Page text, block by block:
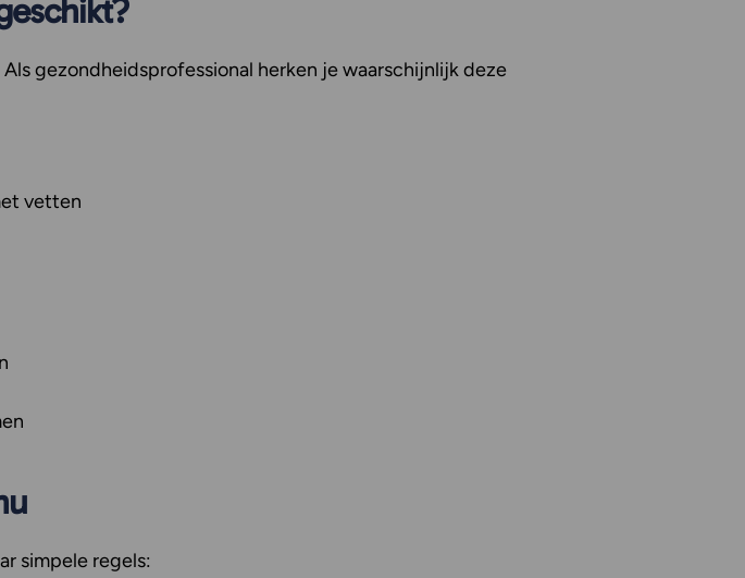
gezondheidsprofessional herken je waarschijnlijk deze
vetten
simpele regels: